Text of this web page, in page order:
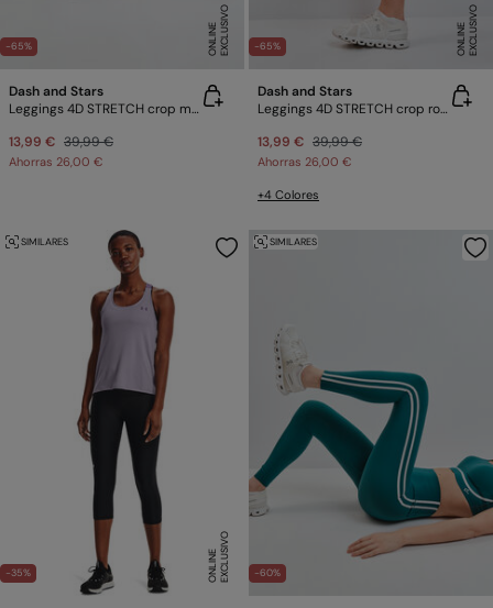
-65% E
X
C
L
U
SI
V
O
O
N
LI
N
E
Dash and Stars
Leggings 4D STRETCH crop morado
13,99 € 39,99 €
Ahorras 26,00 €
-65% E
X
C
L
U
SI
V
O
O
N
LI
N
E
Dash and Stars
Leggings 4D STRETCH crop rosa
13,99 € 39,99 €
Ahorras 26,00 €
+4 Colores
-35% E
X
C
L
U
SI
V
O
O
N
LI
N
E
SIMILARES
-60%
SIMILARES